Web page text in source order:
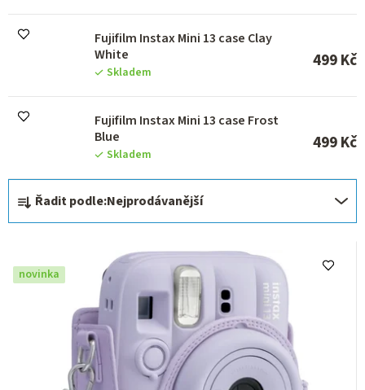
Fujifilm Instax Mini 13 case Clay
White
Skladem
499 Kč
Fujifilm Instax Mini 13 case Frost
Blue
Skladem
499 Kč
Ř
a
e
n
Řadit podle:Nejprodávanější
novinka